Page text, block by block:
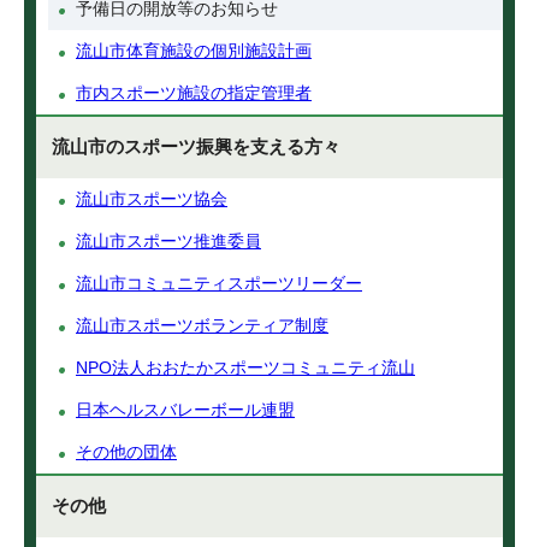
予備日の開放等のお知らせ
流山市体育施設の個別施設計画
市内スポーツ施設の指定管理者
流山市のスポーツ振興を支える方々
流山市スポーツ協会
流山市スポーツ推進委員
流山市コミュニティスポーツリーダー
流山市スポーツボランティア制度
NPO法人おおたかスポーツコミュニティ流山
日本ヘルスバレーボール連盟
その他の団体
その他